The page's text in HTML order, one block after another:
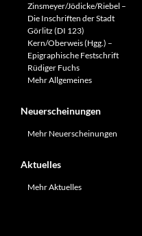
Zinsmeyer/Jödicke/Riebel –
Die Inschriften der Stadt
Görlitz (DI 123)
Kern/Oberweis (Hgg.) –
Epigraphische Festschrift
Rüdiger Fuchs
Mehr Allgemeines
Neuerscheinungen
Mehr Neuerscheinungen
Aktuelles
Mehr Aktuelles